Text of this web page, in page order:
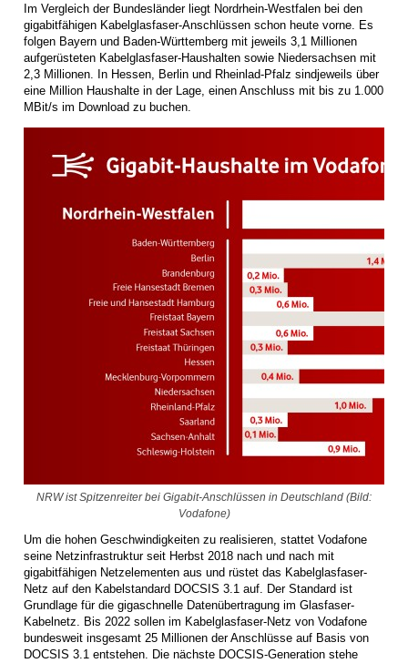
Im Vergleich der Bundesländer liegt Nordrhein-Westfalen bei den
gigabitfähigen Kabelglasfaser-Anschlüssen schon heute vorne. Es
folgen Bayern und Baden-Württemberg mit jeweils 3,1 Millionen
aufgerüsteten Kabelglasfaser-Haushalten sowie Niedersachsen mit
2,3 Millionen. In Hessen, Berlin und Rheinlad-Pfalz sindjeweils über
eine Million Haushalte in der Lage, einen Anschluss mit bis zu 1.000
MBit/s im Download zu buchen.
NRW ist Spitzenreiter bei Gigabit-Anschlüssen in Deutschland (Bild:
Vodafone)
Um die hohen Geschwindigkeiten zu realisieren, stattet Vodafone
seine Netzinfrastruktur seit Herbst 2018 nach und nach mit
gigabitfähigen Netzelementen aus und rüstet das Kabelglasfaser-
Netz auf den Kabelstandard DOCSIS 3.1 auf. Der Standard ist
Grundlage für die gigaschnelle Datenübertragung im Glasfaser-
Kabelnetz. Bis 2022 sollen im Kabelglasfaser-Netz von Vodafone
bundesweit insgesamt 25 Millionen der Anschlüsse auf Basis von
DOCSIS 3.1 entstehen. Die nächste DOCSIS-Generation stehe